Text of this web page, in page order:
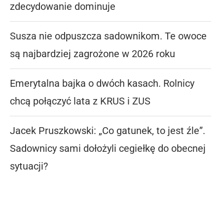
zdecydowanie dominuje
Susza nie odpuszcza sadownikom. Te owoce
są najbardziej zagrożone w 2026 roku
Emerytalna bajka o dwóch kasach. Rolnicy
chcą połączyć lata z KRUS i ZUS
Jacek Pruszkowski: „Co gatunek, to jest źle”.
Sadownicy sami dołożyli cegiełkę do obecnej
sytuacji?